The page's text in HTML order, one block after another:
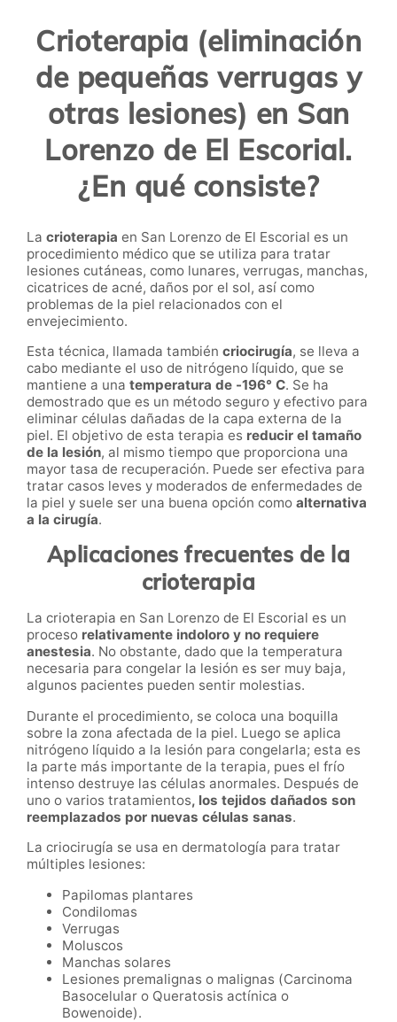
Crioterapia (eliminación
de pequeñas verrugas y
otras lesiones) en San
Lorenzo de El Escorial.
¿En qué consiste?
La crioterapia en San Lorenzo de El Escorial es un
procedimiento médico que se utiliza para tratar
lesiones cutáneas, como lunares, verrugas, manchas,
cicatrices de acné, daños por el sol, así como
problemas de la piel relacionados con el
envejecimiento.
Esta técnica, llamada también criocirugía, se lleva a
cabo mediante el uso de nitrógeno líquido, que se
mantiene a una temperatura de -196° C. Se ha
demostrado que es un método seguro y efectivo para
eliminar células dañadas de la capa externa de la
piel. El objetivo de esta terapia es reducir el tamaño
de la lesión, al mismo tiempo que proporciona una
mayor tasa de recuperación. Puede ser efectiva para
tratar casos leves y moderados de enfermedades de
la piel y suele ser una buena opción como alternativa
a la cirugía.
Aplicaciones frecuentes de la
crioterapia
La crioterapia en San Lorenzo de El Escorial es un
proceso relativamente indoloro y no requiere
anestesia. No obstante, dado que la temperatura
necesaria para congelar la lesión es ser muy baja,
algunos pacientes pueden sentir molestias.
Durante el procedimiento, se coloca una boquilla
sobre la zona afectada de la piel. Luego se aplica
nitrógeno líquido a la lesión para congelarla; esta es
la parte más importante de la terapia, pues el frío
intenso destruye las células anormales. Después de
uno o varios tratamientos, los tejidos dañados son
reemplazados por nuevas células sanas.
La criocirugía se usa en dermatología para tratar
múltiples lesiones:
Papilomas plantares
Condilomas
Verrugas
Moluscos
Manchas solares
Lesiones premalignas o malignas (Carcinoma
Basocelular o Queratosis actínica o
Bowenoide).